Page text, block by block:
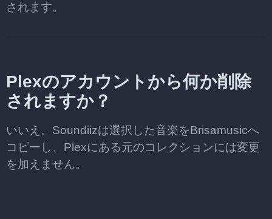
されます。
Plexのアカウントから何か削除
されますか？
いいえ。Soundiizは選択した音楽をBrisamusicへ
コピーし、Plexにある元のコレクションには変更
を加えません。